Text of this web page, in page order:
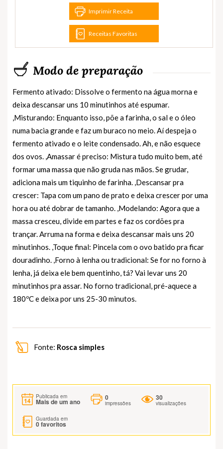
Imprimir Receita
Receitas Favoritas
Modo de preparação
Fermento ativado: Dissolve o fermento na água morna e
deixa descansar uns 10 minutinhos até espumar.
,Misturando: Enquanto isso, põe a farinha, o sal e o óleo
numa bacia grande e faz um buraco no meio. Aí despeja o
fermento ativado e o leite condensado. Ah, e não esquece
dos ovos. ,Amassar é preciso: Mistura tudo muito bem, até
formar uma massa que não gruda nas mãos. Se grudar,
adiciona mais um tiquinho de farinha. ,Descansar pra
crescer: Tapa com um pano de prato e deixa crescer por uma
hora ou até dobrar de tamanho. ,Modelando: Agora que a
massa cresceu, divide em partes e faz os cordões pra
trançar. Arruma na forma e deixa descansar mais uns 20
minutinhos. ,Toque final: Pincela com o ovo batido pra ficar
douradinho. ,Forno à lenha ou tradicional: Se for no forno à
lenha, já deixa ele bem quentinho, tá? Vai levar uns 20
minutinhos pra assar. No forno tradicional, pré-aquece a
180ºC e deixa por uns 25-30 minutos.
Fonte: Rosca simples
Publicada em
Mais de um ano
0
impressões
30
visualizações
Guardada em
0favoritos